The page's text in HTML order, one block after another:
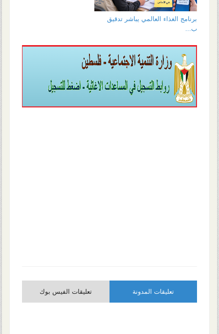
برنامج الغذاء العالمي يباشر تدقيق
ب...
تعليقات المدونة تعليقات الفيس بوك